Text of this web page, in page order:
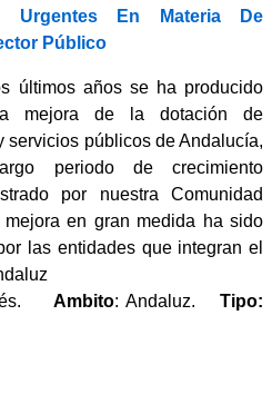
Urgentes En Materia De
Público
últimos años se ha producido
mejora de la dotación de
servicios públicos de Andalucía,
periodo de crecimiento
por nuestra Comunidad
mejora en gran medida ha sido
las entidades que integran el
Ambito: Andaluz.Tipo: